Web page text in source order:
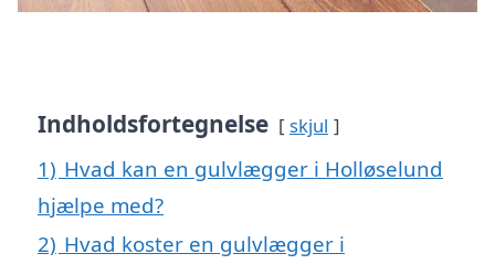
Indholdsfortegnelse skjul
1) Hvad kan en gulvlægger i Holløselund
hjælpe med?
2) Hvad koster en gulvlægger i